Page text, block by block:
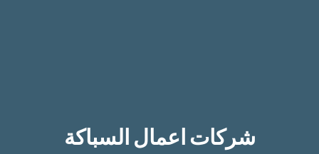
شركات اعمال السباكة